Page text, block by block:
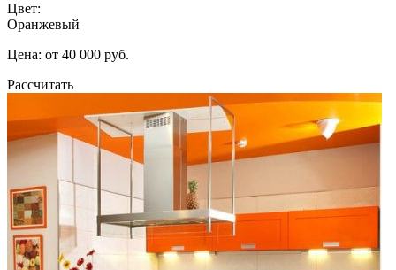
Цвет:
Оранжевый
Цена: от 40 000 руб.
Рассчитать